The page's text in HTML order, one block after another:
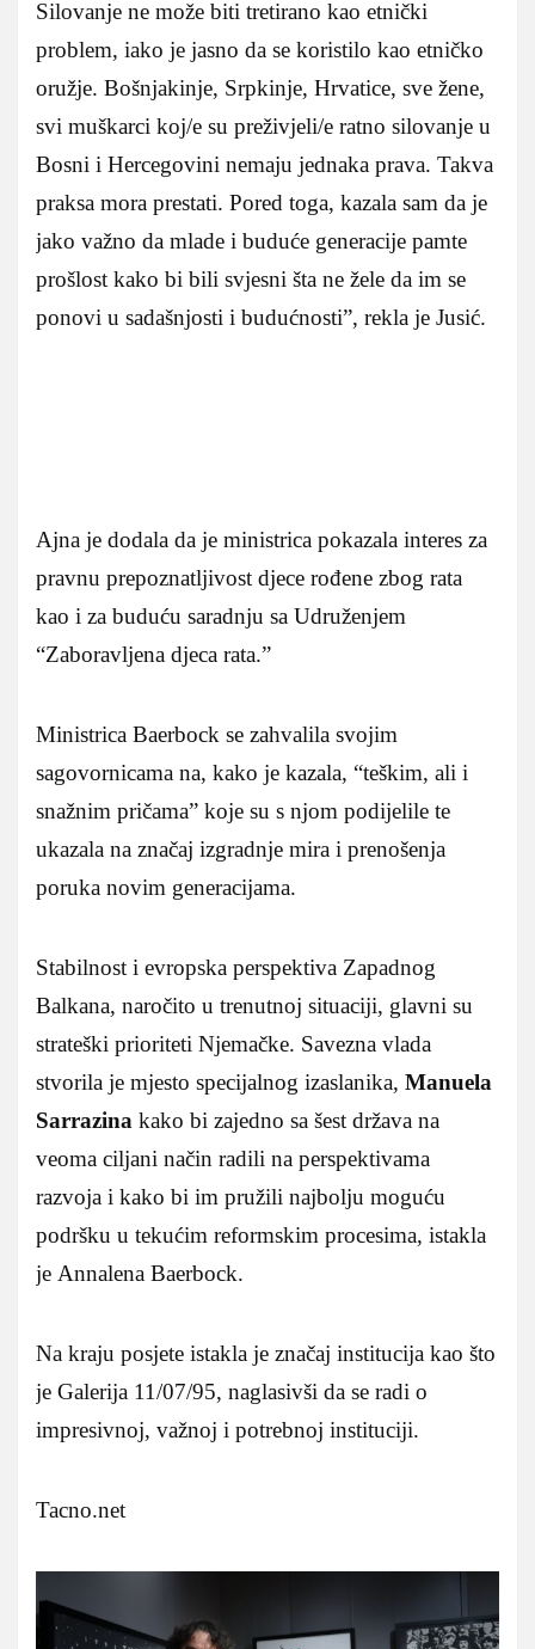
Silovanje ne može biti tretirano kao etnički
problem, iako je jasno da se koristilo kao etničko
oružje. Bošnjakinje, Srpkinje, Hrvatice, sve žene,
svi muškarci koj/e su preživjeli/e ratno silovanje u
Bosni i Hercegovini nemaju jednaka prava. Takva
praksa mora prestati. Pored toga, kazala sam da je
jako važno da mlade i buduće generacije pamte
prošlost kako bi bili svjesni šta ne žele da im se
ponovi u sadašnjosti i budućnosti”, rekla je Jusić.
Ajna je dodala da je ministrica pokazala interes za
pravnu prepoznatljivost djece rođene zbog rata
kao i za buduću saradnju sa Udruženjem
“Zaboravljena djeca rata.”
Ministrica Baerbock se zahvalila svojim
sagovornicama na, kako je kazala, “teškim, ali i
snažnim pričama” koje su s njom podijelile te
ukazala na značaj izgradnje mira i prenošenja
poruka novim generacijama.
Stabilnost i evropska perspektiva Zapadnog
Balkana, naročito u trenutnoj situaciji, glavni su
strateški prioriteti Njemačke. Savezna vlada
stvorila je mjesto specijalnog izaslanika, Manuela
Sarrazina kako bi zajedno sa šest država na
veoma ciljani način radili na perspektivama
razvoja i kako bi im pružili najbolju moguću
podršku u tekućim reformskim procesima, istakla
je Annalena Baerbock.
Na kraju posjete istakla je značaj institucija kao što
je Galerija 11/07/95, naglasivši da se radi o
impresivnoj, važnoj i potrebnoj instituciji.
Tacno.net